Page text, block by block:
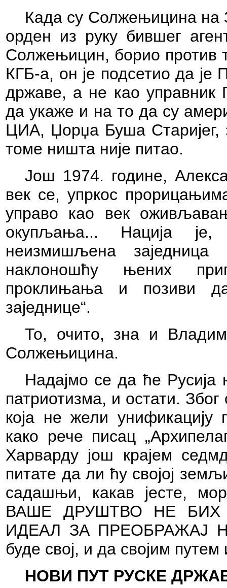
Када су Солжењицина на
орден из руку бившег
Солжењицин, борио против
КГБ-а, он је подсетио да је
државе, а не као управник
да укаже и на то да су
ЦИА, Џорџа Буша Старијег,
томе ништа није питао.
Још 1974. године,
век се, упркос
управо као век
окупљања...
Нација
неизмишљена
наклоношћу њених
проклињања и позиви
заједнице“.
То,
очито, зна и
Солжењицина.
Надајмо се да ће Русија
патриотизма, и остати.
која не жели
како рече писац
Харварду још крајем
питате да ли ћу својој
садашњи, какав јесте,
ВАШЕ ДРУШТВО НЕ
ИДЕАЛ ЗА ПРЕОБРАЖАЈ
буде свој, и да својим путем
НОВИ ПУТ РУСКЕ